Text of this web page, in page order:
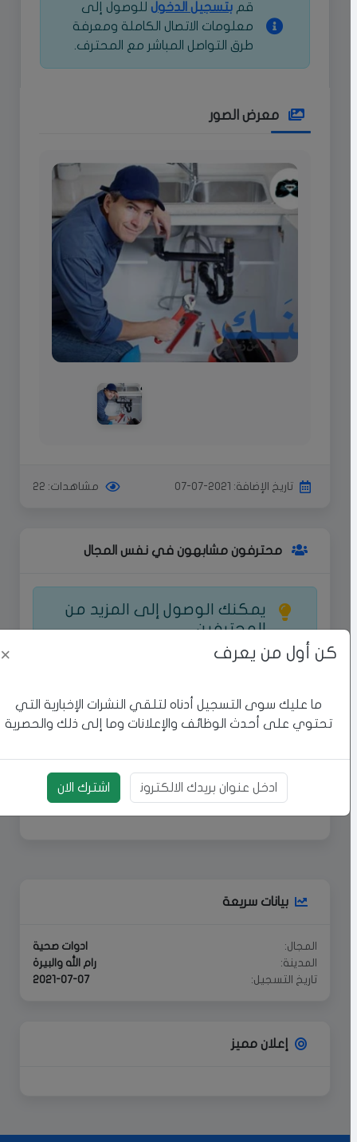
إعلان مميز
قمبتسجيل الدخول للوصول إلى
معلومات الاتصال الكاملة ومعرفة
طرق التواصل المباشر مع المحترف.
معرض الصور
تاريخ الإضافة: 2021-07-07 مشاهدات: 22
محترفون مشابهون في نفس المجال
يمكنك الوصول إلى المزيد من
المحترفين
اكتشف المزيد من المحترفين في مجال
بيانات سريعة
المجال:
ادوات صحية
المدينة:
رام الله والبيرة
تاريخ التسجيل:
2021-07-07
إعلان مميز
كن أول من يعرف ×
ما عليك سوى التسجيل أدناه لتلقي النشرات الإخبارية التي
تحتوي على أحدث الوظائف والإعلانات وما إلى ذلك والحصرية
بريد الالكتروني
اشترك الان